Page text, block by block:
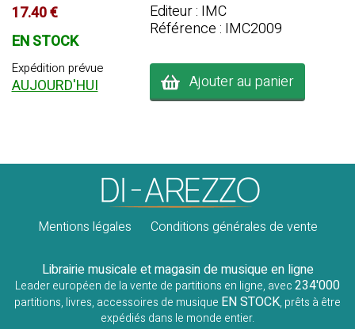
17.40 €
EN STOCK
Expédition prévue
AUJOURD'HUI
Editeur : IMC
Référence : IMC2009
Ajouter au panier
Mentions légales Conditions générales de vente
Librairie musicale et magasin de musique en ligne
Leader européen de la vente de partitions en ligne, avec234'000
partitions, livres, accessoires de musique EN STOCK, prêts à être
expédiés dans le monde entier.